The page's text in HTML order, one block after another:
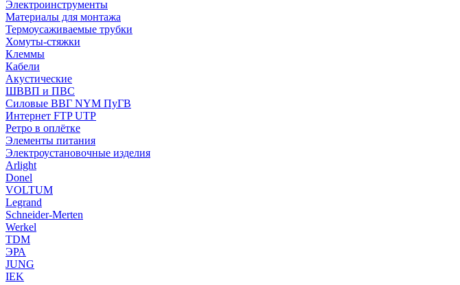
Электроинструменты
Материалы для монтажа
Термоусаживаемые трубки
Хомуты-стяжки
Клеммы
Кабели
Акустические
ШВВП и ПВС
Силовые ВВГ NYM ПуГВ
Интернет FTP UTP
Ретро в оплётке
Элементы питания
Электроустановочные изделия
Arlight
Donel
VOLTUM
Legrand
Schneider-Merten
Werkel
TDM
ЭРА
JUNG
IEK